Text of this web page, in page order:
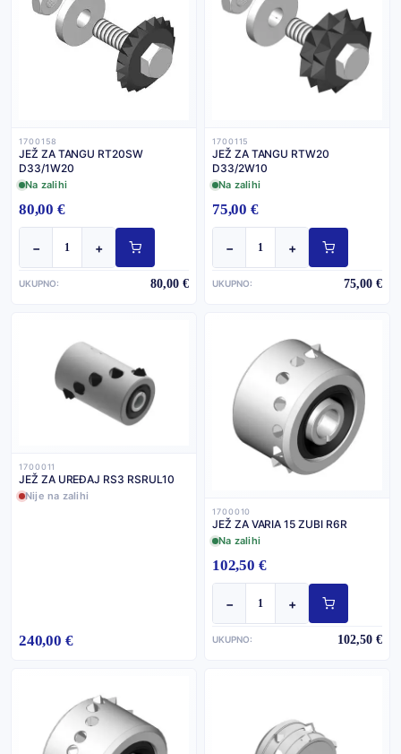
1700158
JEŽ ZA TANGU RT20SW
D33/1W20
Na zalihi
80,00 €
− +
UKUPNO: 80,00 €
1700115
JEŽ ZA TANGU RTW20
D33/2W10
Na zalihi
75,00 €
− +
UKUPNO: 75,00 €
1700011
JEŽ ZA UREĐAJ RS3 RSRUL10
Nije na zalihi
240,00 €
1700010
JEŽ ZA VARIA 15 ZUBI R6R
Na zalihi
102,50 €
− +
UKUPNO: 102,50 €